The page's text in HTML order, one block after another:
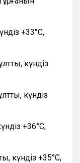
+33°С,
күндіз
күндіз
+36°С,
күндіз +35°С,